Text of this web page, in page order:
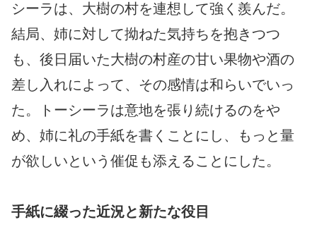
シーラは、大樹の村を連想して強く羨んだ。
結局、姉に対して拗ねた気持ちを抱きつつ
も、後日届いた大樹の村産の甘い果物や酒の
差し入れによって、その感情は和らいでいっ
た。トーシーラは意地を張り続けるのをや
め、姉に礼の手紙を書くことにし、もっと量
が欲しいという催促も添えることにした。
手紙に綴った近況と新たな役目